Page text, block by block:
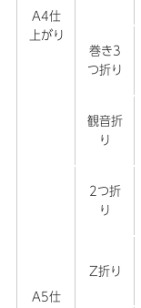
A4仕
上がり
巻き3
つ折り
観音折
り
A5仕
2つ折
り
Z折り